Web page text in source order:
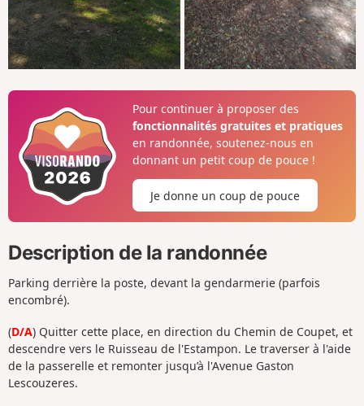
Pour continuer à proposer des
fonctionnalités gratuites et pratiques
en randonnée, soutenez-nous en
donnant un petit coup de pouce !
Je donne un coup de pouce
Description de la randonnée
Parking derrière la poste, devant la gendarmerie (parfois
encombré).
(D/A) Quitter cette place, en direction du Chemin de Coupet, et
descendre vers le Ruisseau de l'Estampon. Le traverser à l'aide
de la passerelle et remonter jusqu’à l'Avenue Gaston
Lescouzeres.